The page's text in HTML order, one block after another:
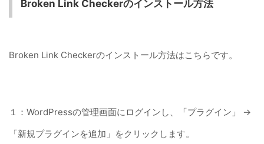
Broken Link Checkerのインストール方法
Broken Link Checkerのインストール方法はこちらです。
１：WordPressの管理画面にログインし、「プラグイン」 →
「新規プラグインを追加」をクリックします。